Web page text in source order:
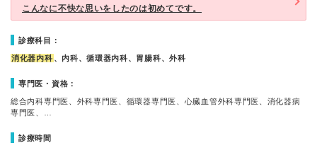
こんなに不快な思いをしたのは初めてです。
診療科目：
消化器内科 、内科、循環器内科、胃腸科、外科
専門医・資格：
総合内科専門医、外科専門医、循環器専門医、心臓血管外科専門医、消化器病
専門医、…
診療時間